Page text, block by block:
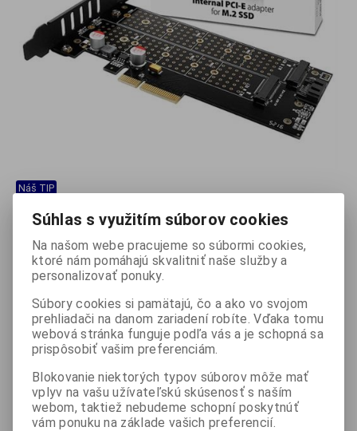
Náš TIP
AXAGON PCEM2-D, PCIe x4 - M.2 NVMe M-key + SATA B-key slot
adaptér, vč. LP
Interný adaptér AXAGON PCEM2-D umožňuje pripojenie až
voľbou pre upgrade stolového počítača, ktorý nie je vybavený
M.2 slotom.
11,32 € (Cena bez DPH9,20 €)

ks Kúpiť
Súhlas s využitím súborov cookies
Na našom webe pracujeme so súbormi cookies,
ktoré nám pomáhajú skvalitniť naše služby a
personalizovať ponuky.
Súbory cookies si pamätajú, čo a ako vo svojom
prehliadači na danom zariadení robíte. Vďaka tomu
webová stránka funguje podľa vás a je schopná sa
prispôsobiť vašim preferenciám.
Blokovanie niektorých typov súborov môže mať
vplyv na vašu užívateľskú skúsenosť s naším
webom, taktiež nebudeme schopní poskytnúť
vám ponuku na základe vašich preferencií.